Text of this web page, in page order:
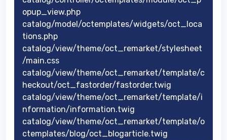
opup_view.php
catalog/model/octemplates/widgets/oct_loca
tions.php
catalog/view/theme/oct_remarket/stylesheet
/main.css
catalog/view/theme/oct_remarket/template/c
heckout/oct_fastorder/fastorder.twig
catalog/view/theme/oct_remarket/template/i
nformation/information.twig
catalog/view/theme/oct_remarket/template/o
ctemplates/blog/oct_blogarticle.twig